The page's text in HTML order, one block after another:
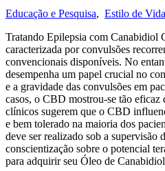
Educação e Pesquisa, Estilo de
Tratando Epilepsia com Canabidiol
caracterizada por convulsões
convencionais disponíveis. No
desempenha um papel crucial no
e a gravidade das convulsões em
casos, o CBD mostrou-se tão eficaz
clínicos sugerem que o CBD
e bem tolerado na maioria dos
deve ser realizado sob a supervisão
conscientização sobre o potencial
para adquirir seu Óleo de